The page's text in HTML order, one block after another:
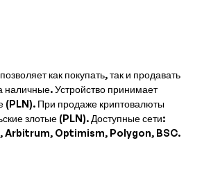
как покупать, так и продавать
наличные. Устройство принимает
(PLN). При продаже криптовалюты
злотые (PLN). Доступные сети:
Arbitrum, Optimism, Polygon, BSC.